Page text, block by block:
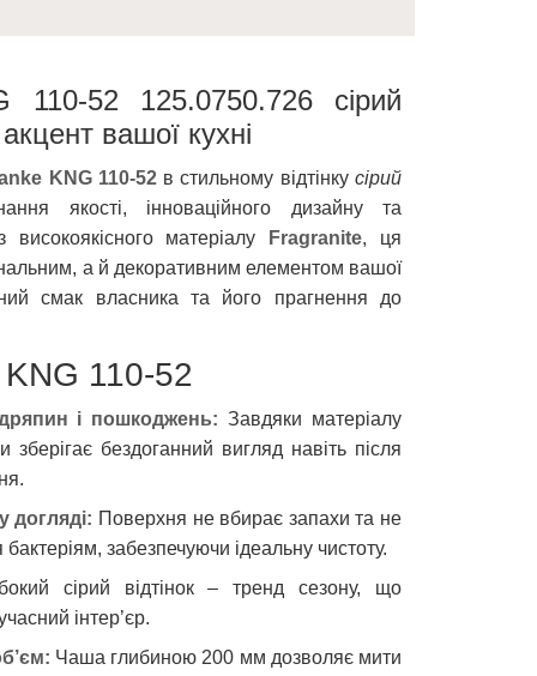
52 125.0750.726 сірий
вашої кухні
KNG 110-52в стильному відтінкусірий
якості, інноваційного дизайну та
високоякісного матеріалу
Fragranite, ця
а й декоративним елементом вашої
смак власника та його прагнення до
110-52
і пошкоджень: Завдяки матеріалу
бездоганний вигляд навіть після
у догляді: Поверхня не вбирає запахи та не
забезпечуючи ідеальну чистоту.
сірий відтінок – тренд сезону, що
інтер’єр.
Чаша глибиною 200 мм дозволяє мити